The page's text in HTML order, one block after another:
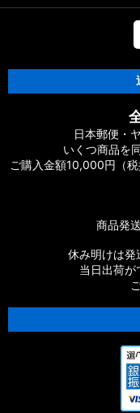
日本郵便・
いくつ商品を
ご購入金額10,000円（
商品発
休み明けは発
当日出荷が